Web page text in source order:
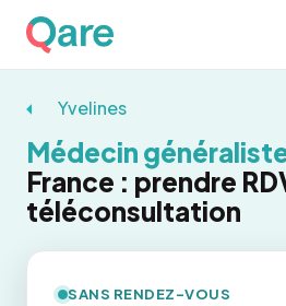
Yvelines
Médecin
France : prendre
téléconsultation
SANS RENDEZ-VOUS